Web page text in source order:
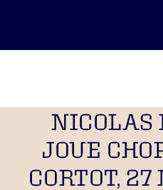
NICOLAS
JOUE
CORTOT,